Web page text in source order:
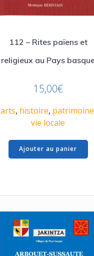
112 – Rites païens et
religieux au Pays
15,00€
arts, histoire, patrimoine
vie locale
Ajouter au panier